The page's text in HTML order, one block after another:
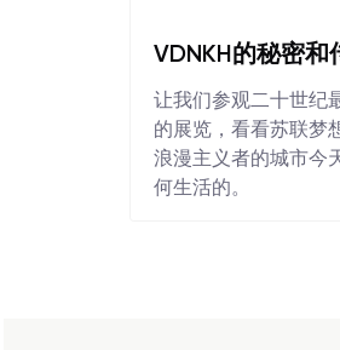
VDNKH的秘密和
让我们参观二十世纪
的展览，看看苏联梦
浪漫主义者的城市今
何生活的。